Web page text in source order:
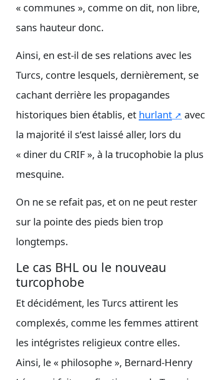
« communes », comme on dit, non libre,
sans hauteur donc.
Ainsi, en est-il de ses relations avec les
Turcs, contre lesquels, dernièrement, se
cachant derrière les propagandes
historiques bien établis, et hurlant
avec
la majorité il s’est laissé aller, lors du
« diner du CRIF », à la trucophobie la plus
mesquine.
On ne se refait pas, et on ne peut rester
sur la pointe des pieds bien trop
longtemps.
Le cas BHL ou le nouveau
turcophobe
Et décidément, les Turcs attirent les
complexés, comme les femmes attirent
les intégristes religieux contre elles.
Ainsi, le « philosophe », Bernard-Henry